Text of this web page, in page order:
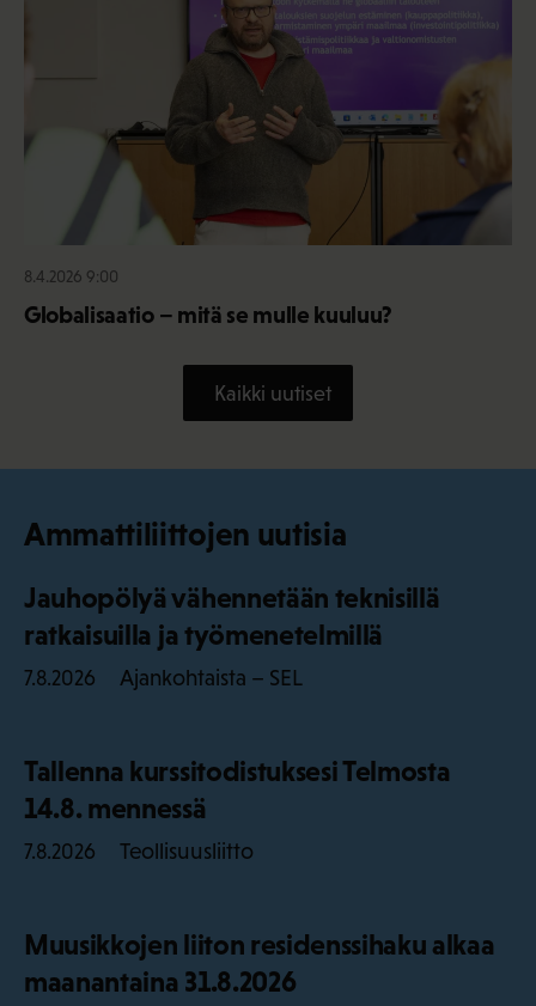
8.4.2026 9:00
Globalisaatio – mitä se mulle kuuluu?
Kaikki uutiset
Ammattiliittojen uutisia
Jauhopölyä vähennetään teknisillä
ratkaisuilla ja työmenetelmillä
7.8.2026 Ajankohtaista – SEL
Tallenna kurssitodistuksesi Telmosta
14.8. mennessä
7.8.2026 Teollisuusliitto
Muusikkojen liiton residenssihaku alkaa
maanantaina 31.8.2026